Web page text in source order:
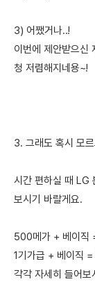
3) 어쨌거나..!
이번에 제안받으신
청 저렴해지네용~!
3. 그래도 혹시 모
시간 편하실 때 LG
보시기 바랄게요.
500메가 + 베이직
1기가급 + 베이직
각각 자세히 들어보